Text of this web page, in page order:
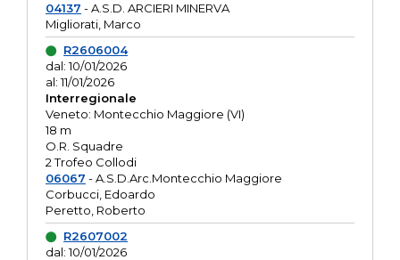
04137 - A.S.D. ARCIERI MINERVA
Migliorati, Marco
R2606004
dal: 10/01/2026
al: 11/01/2026
Interregionale
Veneto: Montecchio Maggiore (VI)
18 m
O.R. Squadre
2 Trofeo Collodi
06067 - A.S.D.Arc.Montecchio Maggiore
Corbucci, Edoardo
Peretto, Roberto
R2607002
dal: 10/01/2026